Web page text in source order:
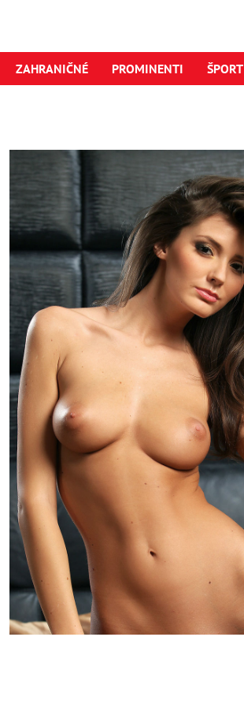
ZAHRANIČNÉ PROMINENTI ŠPORT